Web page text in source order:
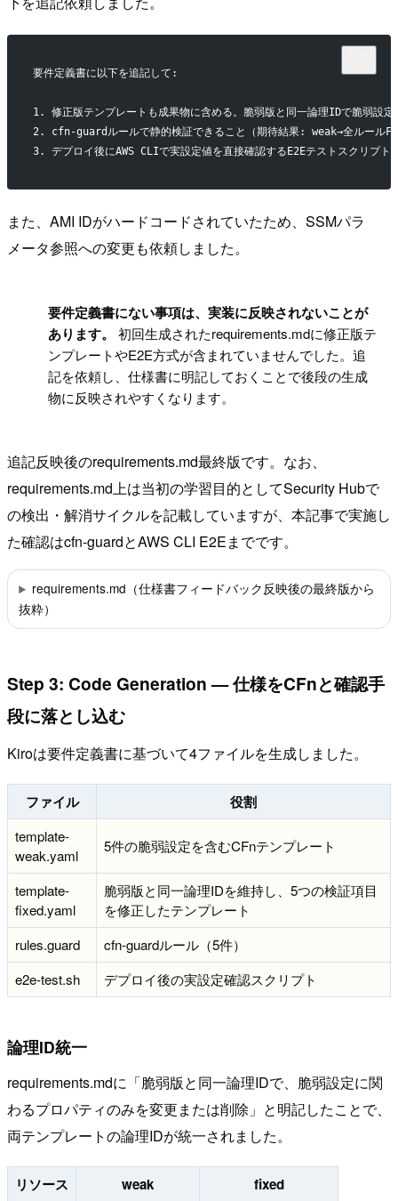
要件定義書に以下を追記して:
1. 修正版テンプレートも成果物に含める。脆弱版と同一論理IDで脆弱設
2. cfn-guardルールで静的検証できること（期待結果: weak→全ルール
3. デプロイ後にAWS CLIで実設定値を直接確認するE2Eテストスクリプ
また、AMI IDがハードコードされていたため、SSMパラ
メータ参照への変更も依頼しました。
要件定義書にない事項は、実装に反映されないことが
あります。
初回生成されたrequirements.mdに修正版テ
ンプレートやE2E方式が含まれていませんでした。追
記を依頼し、仕様書に明記しておくことで後段の生成
物に反映されやすくなります。
追記反映後のrequirements.md最終版です。なお、
requirements.md上は当初の学習目的としてSecurity Hubで
の検出・解消サイクルを記載していますが、本記事で実施し
た確認はcfn-guardとAWS CLI E2Eまでです。
requirements.md（仕様書フィードバック反映後の最終版から
抜粋）
Step 3: Code Generation — 仕様をCFnと確認手
段に落とし込む
Kiroは要件定義書に基づいて4ファイルを生成しました。
ファイル 役割
template-
weak.yaml
5件の脆弱設定を含むCFnテンプレート
template-
fixed.yaml
脆弱版と同一論理IDを維持し、5つの検証項目
を修正したテンプレート
rules.guard
cfn-guardルール（5件）
e2e-test.sh
デプロイ後の実設定確認スクリプト
論理ID統一
requirements.mdに「脆弱版と同一論理IDで、脆弱設定に関
わるプロパティのみを変更または削除」と明記したことで、
両テンプレートの論理IDが統一されました。
リソース weak fixed